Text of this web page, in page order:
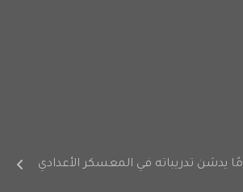
تحت 21 عامًا يدشن تدريباته في المعسكر الأعدادي